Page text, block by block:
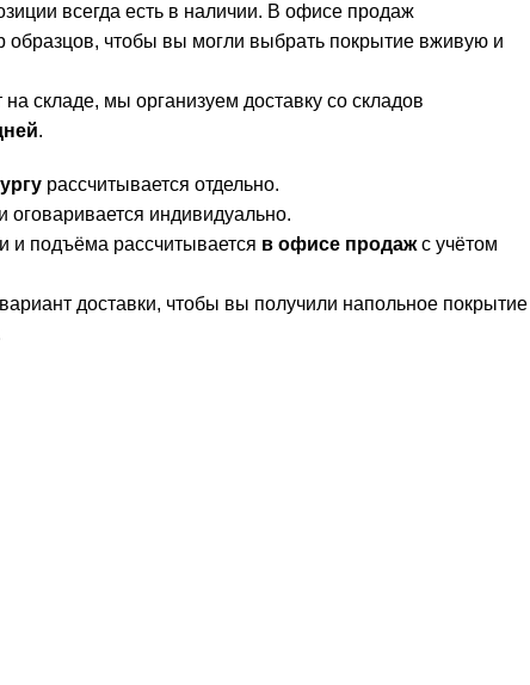
всегда есть в наличии. В офисе продаж
образцов, чтобы вы могли выбрать покрытие вживую и
складе, мы организуем доставку со складов
.
рассчитывается отдельно.
индивидуально.
и подъёма рассчитывается в офисе продажс учётом
доставки, чтобы вы получили напольное покрытие